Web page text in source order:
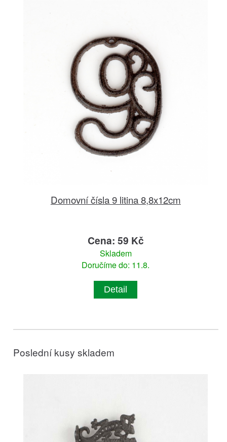
Domovní čísla 9 litina 8,8x12cm
Cena: 59 Kč
Skladem
Doručíme do: 11.8.
Detail
Poslední kusy skladem